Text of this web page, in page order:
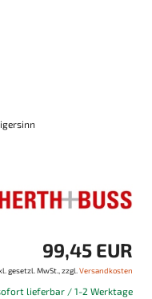
99,45 EUR
gesetzl. MwSt., zzgl. Versandkosten
lieferbar / 1-2 Werktage